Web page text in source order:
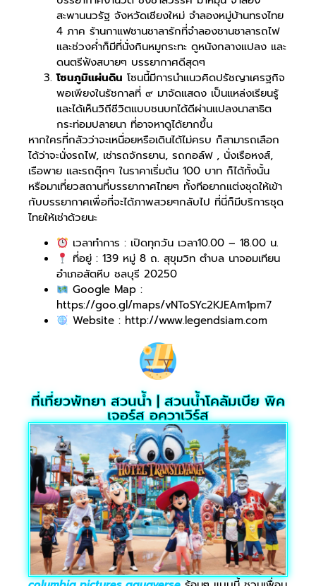
สะพานนวรัฐ จังหวัดเชียงใหม่ จำลองหมู่บ้านทรงไทย
4 ภาค ร้านกาแฟชานชาลารักที่จำลองชานชาลารถไฟ
และช่วงค่ำก็มีที่นั่งกินหมูกระทะ ดูหนังกลางแปลง และ
ดนตรีฟังสบายๆ บรรยากาศดีสุดๆ
โซนภูมิแผ่นดิน โซนนี้มีการนำแนวคิดปรัชญาเศรฐกิจ
พอเพียงในรัชกาลที่ ๙ มาจัดแสดง เป็นแหล่งเรียนรู้
และได้เห็นวิถีชีวิตแบบชนบทได้ดีผ่านแปลงนาสาธิต
กระท่อมปลายนา ที่อาจหาดูได้ยากขึ้น
หากใครที่กลัวว่าจะเหนื่อยหรือเดินได้ไม่ครบ ก็สามารถเลือก
ได้ว่าจะนั่งรถไฟ, เช่ารถจักรยาน, รถกอล์ฟ , นั่งเรือหงส์,
เรือพาย และรถตุ๊กๆ ในราคาเริ่มต้น 100 บาท ก็ได้ทั้งนั้น
หรือมาเที่ยวสถานที่บรรยากาศไทยๆ ทั้งทีอยากแต่งชุดให้เข้า
กับบรรยากาศเพื่อที่จะได้ภาพสวยๆกลับไป ที่นี่ก็มีบริการชุด
ไทยให้เช่าด้วยนะ
เวลาทำการ : เปิดทุกวัน เวลา10.00 – 18.00 น.
ที่อยู่ : 139 หมู่ 8 ถ. สุขุมวิท ตำบล นาจอมเทียน
อำเภอสัตหีบ ชลบุรี 20250
Google Map :
https://goo.gl/maps/vNToSYc2KJEAm1pm7
Website : http://www.legendsiam.com
ที่เที่ยวพัทยา สวนน้ำ | สวนน้ำโคลัมเบีย พิค
เจอร์ส อควาเวิร์ส